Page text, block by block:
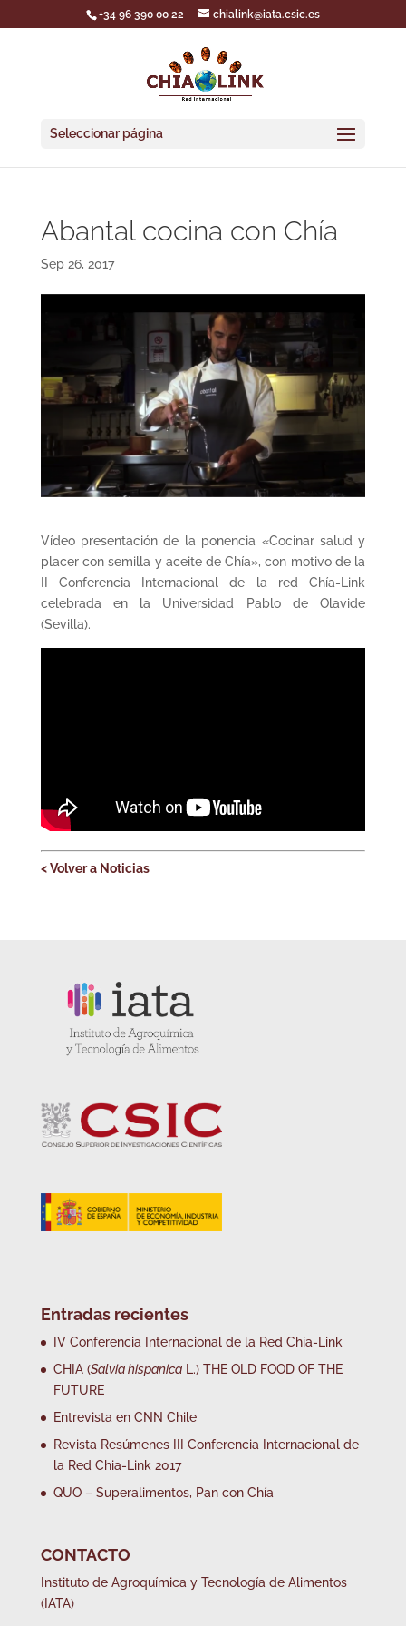
+34 96 390 00 22 chialink@iata.csic.es
Seleccionar página
Abantal cocina con Chía
Sep 26, 2017
Vídeo presentación de la ponencia «Cocinar salud y
placer con semilla y aceite de Chía», con motivo de la
II Conferencia Internacional de la red Chía-Link
celebrada en la Universidad Pablo de Olavide
(Sevilla).
< Volver a Noticias
Entradas recientes
IV Conferencia Internacional de la Red Chia-Link
CHIA (Salvia hispanicaL.) THE OLD FOOD OF THE
FUTURE
Entrevista en CNN Chile
Revista Resúmenes III Conferencia Internacional de
la Red Chia-Link 2017
QUO – Superalimentos, Pan con Chía
CONTACTO
Instituto de Agroquímica y Tecnología de Alimentos
(IATA)